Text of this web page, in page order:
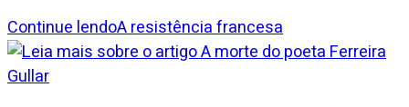
Continue lendoA resistência francesa